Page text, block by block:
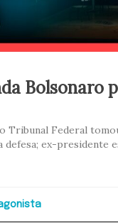
Bolsonaro
Tribunal Federal
defesa; ex-presidente